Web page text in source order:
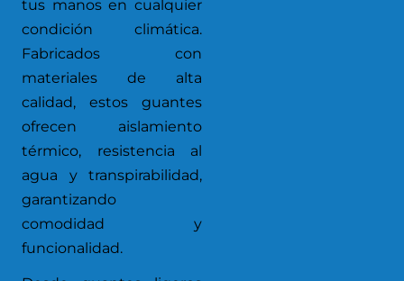
tus manos en cualquier
condición climática.
Fabricados con
materiales de alta
calidad, estos guantes
ofrecen aislamiento
térmico, resistencia al
agua y transpirabilidad,
garantizando
comodidad y
funcionalidad.